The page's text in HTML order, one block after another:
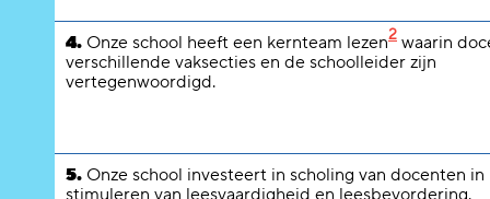
4. Onze school heeft een kernteam lezen2 waarin
verschillende vaksecties en de schoolleider zijn
vertegenwoordigd.
5. Onze school investeert in scholing van docenten in
stimuleren van leesvaardigheid en leesbevordering.